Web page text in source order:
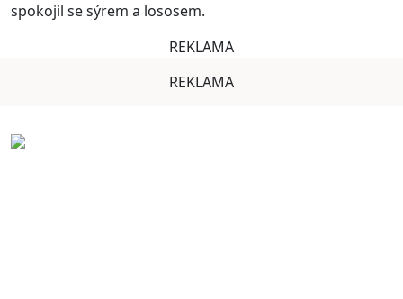
spokojil se sýrem a lososem.
REKLAMA
REKLAMA